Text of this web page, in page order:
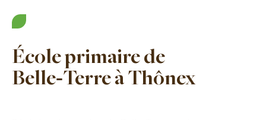
École primaire de
Belle‑Terre à Thônex